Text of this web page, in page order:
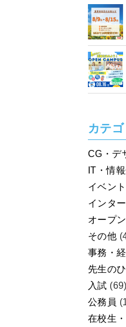
カテ
CG・デ
IT・情
イベン
インタ
オープ
その他
事務・
先生の
入試 (69)
公務員
在校生